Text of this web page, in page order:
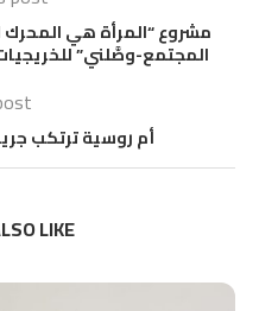
مشروع “المرأة هي المحرك
المجتمع-وصَّلني”
أم روسية ترتكب
LIKE